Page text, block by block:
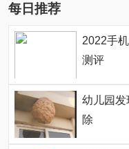
每日推荐
2022手
测评
幼儿园发
除